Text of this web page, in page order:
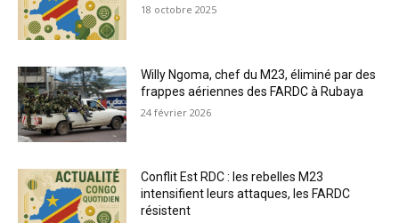
18 octobre 2025
Willy Ngoma, chef du M23, éliminé par des
frappes aériennes des FARDC à Rubaya
24 février 2026
Conflit Est RDC : les rebelles M23
intensifient leurs attaques, les FARDC
résistent